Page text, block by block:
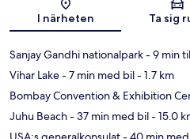
I närheten Ta sig
Sanjay Gandhi nationalpark- 9 min
Vihar Lake- 7 min med bil- 1.7 km
Bombay Convention & Exhibition
Juhu Beach- 37 min med bil- 15.0